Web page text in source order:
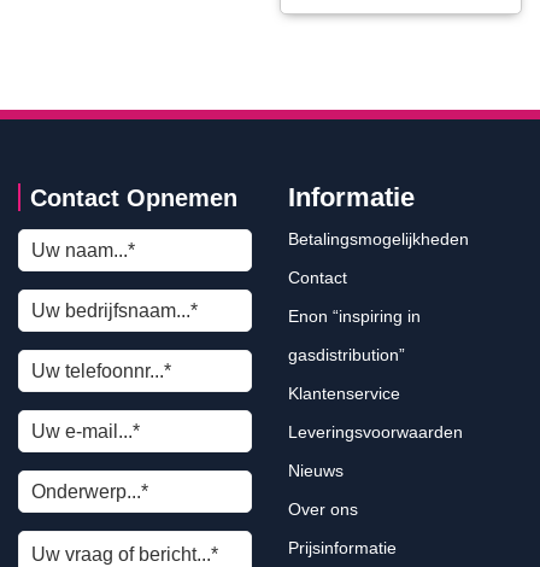
Contact Opnemen Informatie
Betalingsmogelijkheden
Contact
Enon “inspiring in
gasdistribution”
Klantenservice
Leveringsvoorwaarden
Nieuws
Over ons
Prijsinformatie